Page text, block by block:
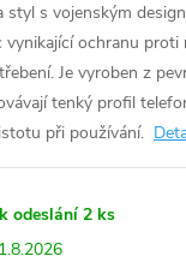
styl s vojenským
vynikající ochranu proti
Je vyroben z
tenký profil
při používání.
odeslání 2 ks